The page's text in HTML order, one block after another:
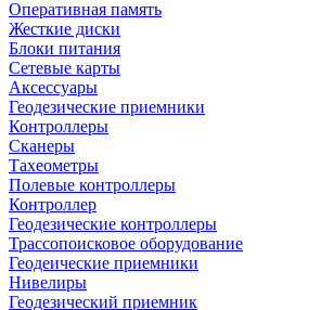
Оперативная память
Жесткие диски
Блоки питания
Сетевые карты
Аксессуары
Геодезические приемники
Контроллеры
Сканеры
Тахеометры
Полевые контроллеры
Контроллер
Геодезические контроллеры
Трассопоисковое оборудование
Геодеические приемники
Нивелиры
Геодезический приемник